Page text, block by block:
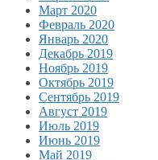
Март 2020
Февраль 2020
Январь 2020
Декабрь 2019
Ноябрь 2019
Октябрь 2019
Сентябрь 2019
Август 2019
Июль 2019
Июнь 2019
Май 2019